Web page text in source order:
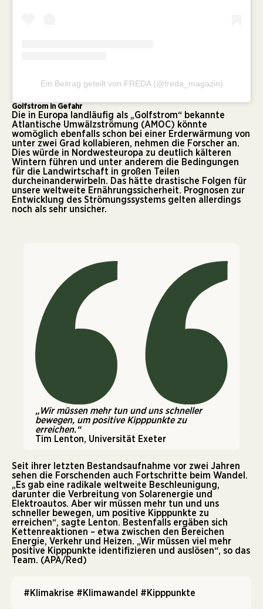
Ein Beitrag geteilt von FREDA (@freda_magazin)
Golfstrom in Gefahr
Die in Europa landläufig als „Golfstrom“ bekannte
Atlantische Umwälzströmung (AMOC) könnte
womöglich ebenfalls schon bei einer Erderwärmung von
unter zwei Grad kollabieren, nehmen die Forscher an.
Dies würde in Nordwesteuropa zu deutlich kälteren
Wintern führen und unter anderem die Bedingungen
für die Landwirtschaft in großen Teilen
durcheinanderwirbeln. Das hätte drastische Folgen für
unsere weltweite Ernährungssicherheit. Prognosen zur
Entwicklung des Strömungssystems gelten allerdings
noch als sehr unsicher.
„Wir müssen mehr tun und uns schneller
bewegen, um positive Kipppunkte zu
erreichen.“
Tim Lenton, Universität Exeter
Seit ihrer letzten Bestandsaufnahme vor zwei Jahren
sehen die Forschenden auch Fortschritte beim Wandel.
„Es gab eine radikale weltweite Beschleunigung,
darunter die Verbreitung von Solarenergie und
Elektroautos. Aber wir müssen mehr tun und uns
schneller bewegen, um positive Kipppunkte zu
erreichen“, sagte Lenton. Bestenfalls ergäben sich
Kettenreaktionen – etwa zwischen den Bereichen
Energie, Verkehr und Heizen. „Wir müssen viel mehr
positive Kipppunkte identifizieren und auslösen“, so das
Team. (APA/Red)
#Klimakrise #Klimawandel #Kipppunkte